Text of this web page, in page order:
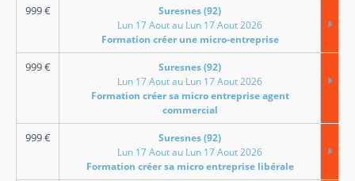
999€
Suresnes (92)
Lun 17 Aout au Lun 17 Aout 2026
Formation créer une micro-entreprise
999€
Suresnes (92)
Lun 17 Aout au Lun 17 Aout 2026
Formation créer sa micro entreprise agent
commercial
999€
Suresnes (92)
Lun 17 Aout au Lun 17 Aout 2026
Formation créer sa micro entreprise libérale